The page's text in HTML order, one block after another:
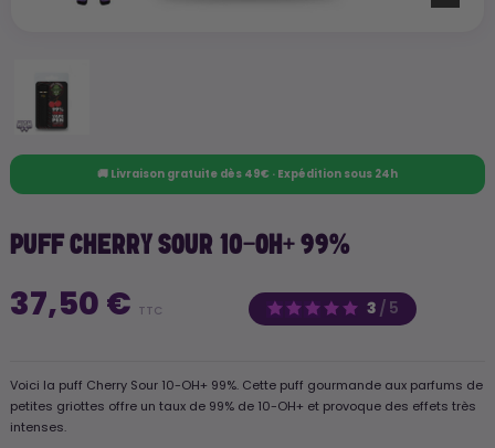
🚚 Livraison gratuite dès 49€ · Expédition sous 24h
PUFF CHERRY SOUR 10-OH+ 99%
3 / 5
37,50 € TTC
Voici la puff Cherry Sour 10-OH+ 99%. Cette puff gourmande aux parfums de
petites griottes offre un taux de 99% de 10-OH+ et provoque des effets très
intenses.